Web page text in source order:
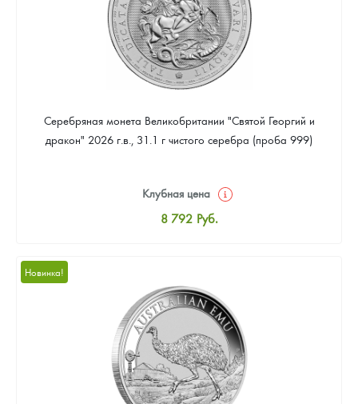
Серебряная монета Великобритании "Святой Георгий и
дракон" 2026 г.в., 31.1 г чистого серебра (проба 999)
Клубная цена
8 792 Руб.
Цена выкупа
Звоните
Новинка!